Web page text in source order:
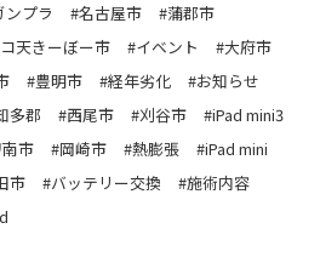
ンプラ #名古屋市
#蒲郡市
天きーぼー市 #イベント
#大府市
#豊明市 #経年劣化
#お知らせ
多郡 #西尾市 #刈谷市
#iPad mini3
市 #岡崎市 #熱膨張
#iPad mini
市 #バッテリー交換
#施術内容